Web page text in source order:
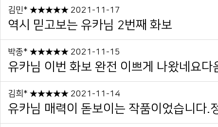
김민* ★★★★★ 2021-11-17
역시 믿고보는 유카님 2번째 화보
박종* ★★★★★ 2021-11-15
유카님 이번 화보 완전 이쁘게 나왔네요다
김희* ★★★★★ 2021-11-14
유카님 매력이 돋보이는 작품이었습니다.